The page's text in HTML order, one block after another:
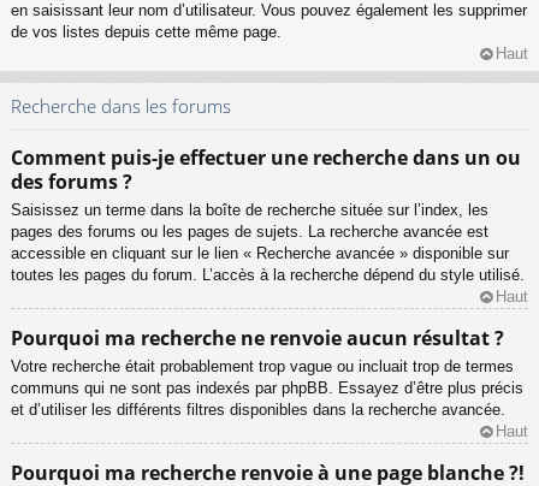
en saisissant leur nom d’utilisateur. Vous pouvez également les supprimer
de vos listes depuis cette même page.
Haut
Recherche dans les forums
Comment puis-je effectuer une recherche dans un ou
des forums ?
Saisissez un terme dans la boîte de recherche située sur l’index, les
pages des forums ou les pages de sujets. La recherche avancée est
accessible en cliquant sur le lien « Recherche avancée » disponible sur
toutes les pages du forum. L’accès à la recherche dépend du style utilisé.
Haut
Pourquoi ma recherche ne renvoie aucun résultat ?
Votre recherche était probablement trop vague ou incluait trop de termes
communs qui ne sont pas indexés par phpBB. Essayez d’être plus précis
et d’utiliser les différents filtres disponibles dans la recherche avancée.
Haut
Pourquoi ma recherche renvoie à une page blanche ?!